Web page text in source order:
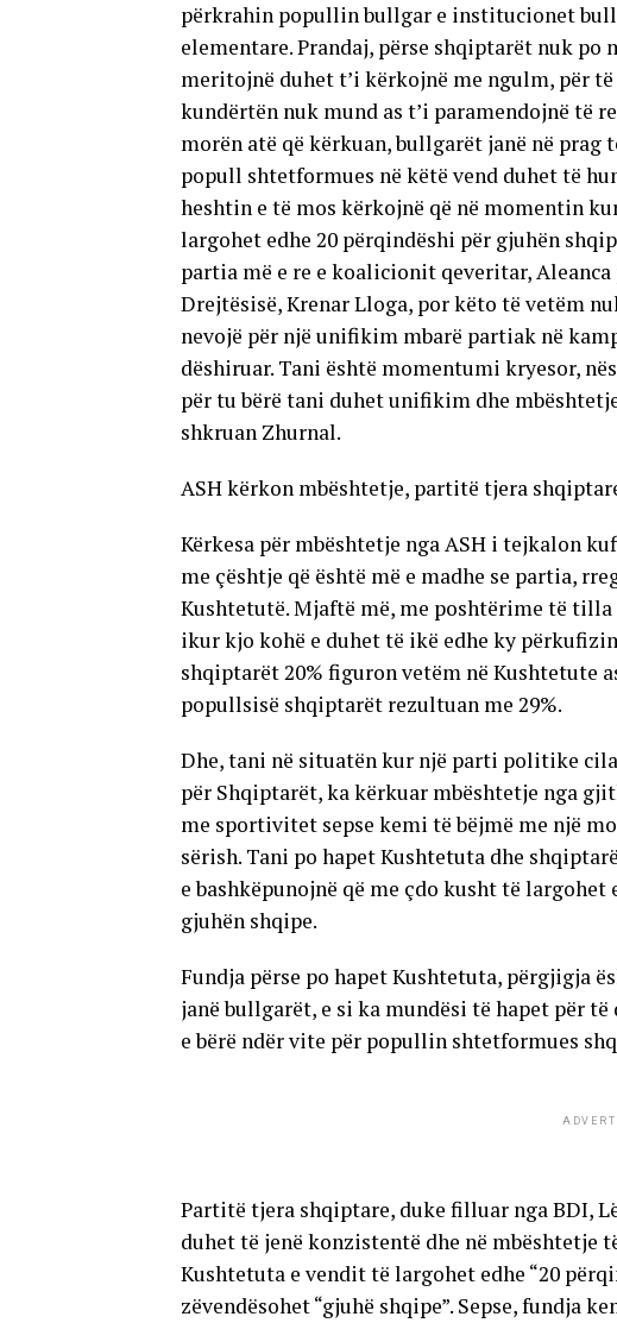
përkrahin popullin bullgar e institucionet
elementare. Prandaj, përse shqiptarët nuk
meritojnë duhet t’i kërkojnë me ngulm, për
kundërtën nuk mund as t’i paramendojnë të
morën atë që kërkuan, bullgarët janë në
popull shtetformues në këtë vend duhet të
heshtin e të mos kërkojnë që në momentin
largohet edhe 20 përqindëshi për gjuhën
partia më e re e koalicionit qeveritar,
Drejtësisë, Krenar Lloga, por këto të vetëm
nevojë për një unifikim mbarë partiak në
dëshiruar. Tani është momentumi kryesor,
për tu bërë tani duhet unifikim dhe
shkruan Zhurnal.
ASH kërkon mbështetje, partitë tjera
Kërkesa për mbështetje nga ASH i tejkalon
me çështje që është më e madhe se partia,
Kushtetutë. Mjaftë më, me poshtërime të
ikur kjo kohë e duhet të ikë edhe ky
shqiptarët 20% figuron vetëm në Kushtetute
popullsisë shqiptarët rezultuan me 29%.
Dhe, tani në situatën kur një parti politike
për Shqiptarët, ka kërkuar mbështetje nga
me sportivitet sepse kemi të bëjmë me një
sërish. Tani po hapet Kushtetuta dhe
e bashkëpunojnë që me çdo kusht të
gjuhën shqipe.
Fundja përse po hapet Kushtetuta, përgjigja
janë bullgarët, e si ka mundësi të hapet për
e bërë ndër vite për popullin shtetformues
Partitë tjera shqiptare, duke filluar nga BDI,
duhet të jenë konzistentë dhe në mbështetje
Kushtetuta e vendit të largohet edhe “20
zëvendësohet “gjuhë shqipe”. Sepse, fundja